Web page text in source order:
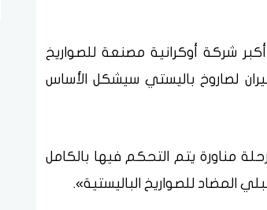
أكبر شركة أوكرانية مصنعة للصواريخ
طيران لصاروخ باليستي سيشكل الأساس
مناورة يتم التحكم فيها بالكامل